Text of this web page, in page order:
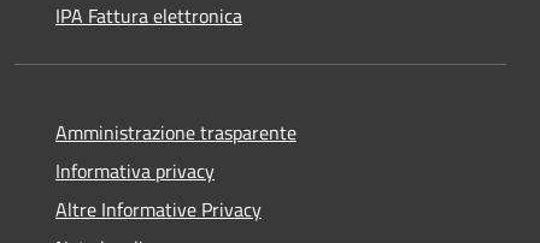
IPA Fattura elettronica
Amministrazione trasparente
Informativa privacy
Altre Informative Privacy